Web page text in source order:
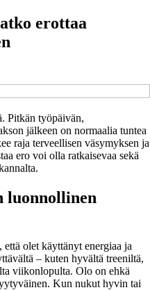
erottaa
Pitkän työpäivän,
jälkeen on normaalia tuntea
raja terveellisen väsymyksen ja
ero voi olla ratkaisevaa sekä
luonnollinen
olet käyttänyt energiaa ja
– kuten hyvältä treeniltä,
viikonlopulta. Olo on ehkä
Kun nukut hyvin tai